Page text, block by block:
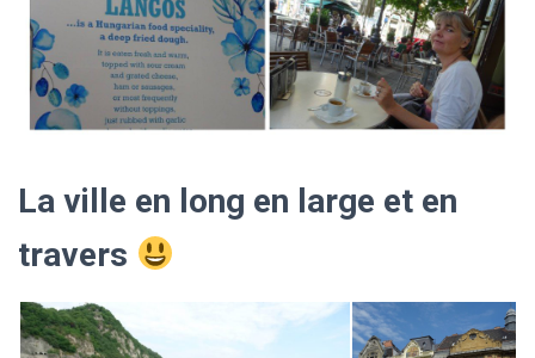
La ville en long en large et en
travers